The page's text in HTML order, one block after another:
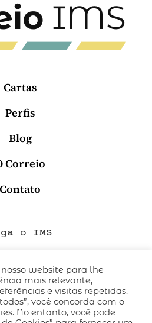
Cartas
Perfis
Blog
Correio
Contato
o IMS
website para lhe
mais relevante,
e visitas repetidas.
você concorda com o
No entanto, você pode